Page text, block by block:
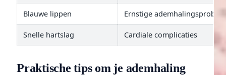
Blauwe lippen Ernstige
Snelle hartslag Cardiale complicaties
Praktische tips om je ademhaling